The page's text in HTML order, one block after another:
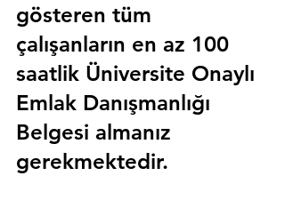
gösteren tüm
çalışanların en az 100
saatlik Üniversite Onaylı
Emlak Danışmanlığı
Belgesi almanız
gerekmektedir.